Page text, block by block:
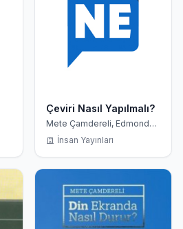
Çeviri Nasıl Yapılmalı?
Mete Çamdereli, Edmond
Cary
İnsan Yayınları